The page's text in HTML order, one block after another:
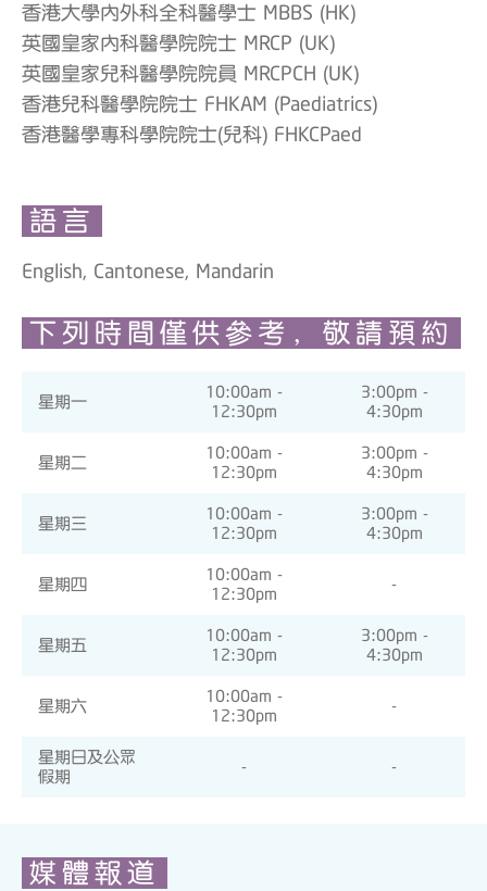
香港大學內外科全科醫學士 MBBS (HK)
英國皇家內科醫學院院士 MRCP (UK)
英國皇家兒科醫學院院員 MRCPCH (UK)
香港兒科醫學院院士 FHKAM (Paediatrics)
香港醫學專科學院院士(兒科) FHKCPaed
語言
English, Cantonese, Mandarin
下列時間僅供參考，敬請預約
星期一
10:00am -
12:30pm
3:00pm -
4:30pm
星期二
10:00am -
12:30pm
3:00pm -
4:30pm
星期三
10:00am -
12:30pm
3:00pm -
4:30pm
星期四
10:00am -
12:30pm
-
星期五
10:00am -
12:30pm
3:00pm -
4:30pm
星期六
10:00am -
12:30pm
-
星期日及公眾
假期
- -
媒體報道